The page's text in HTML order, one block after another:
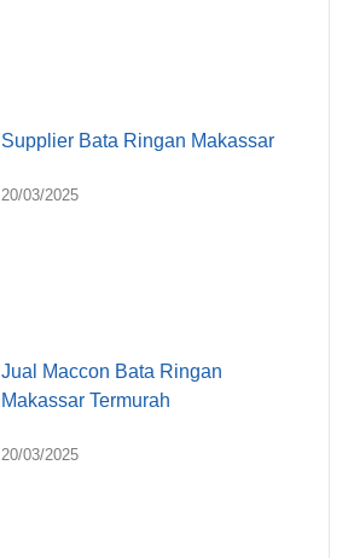
Supplier Bata Ringan Makassar
20/03/2025
Jual Maccon Bata Ringan
Makassar Termurah
20/03/2025